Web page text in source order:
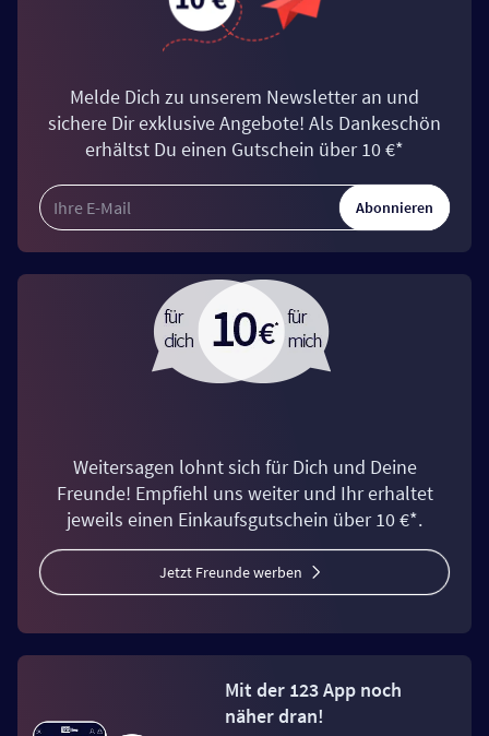
Melde Dich zu unserem Newsletter an und
sichere Dir exklusive Angebote! Als Dankeschön
erhältst Du einen Gutschein über 10 €*
Abonnieren
Weitersagen lohnt sich für Dich und Deine
Freunde! Empfiehl uns weiter und Ihr erhaltet
jeweils einen Einkaufsgutschein über 10 €*.
Jetzt Freunde werben
Mit der 123 App noch
näher dran!